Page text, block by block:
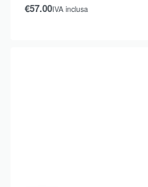
€57.00IVA inclusa